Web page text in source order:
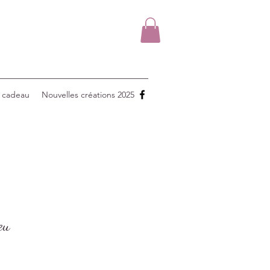
Nouvelles créations 2025